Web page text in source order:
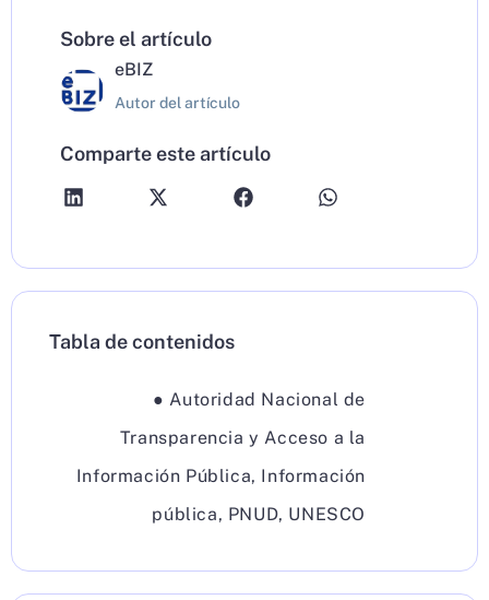
Sobre el artículo
eBIZ
Autor del artículo
Comparte este artículo
Tabla de contenidos
● Autoridad Nacional de
Transparencia y Acceso a la
Información Pública, Información
pública, PNUD, UNESCO